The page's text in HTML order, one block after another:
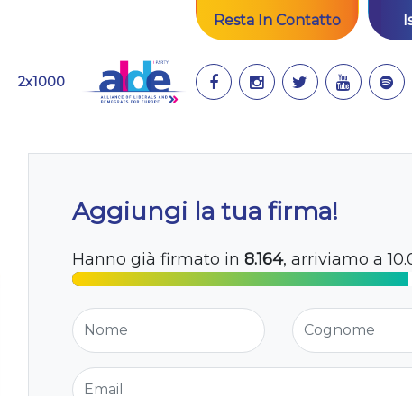
Resta In Contatto
2x1000
Aggiungi la tua firma!
Hanno già firmato in 8.164, arriviamo a
Nome Cognome
Email